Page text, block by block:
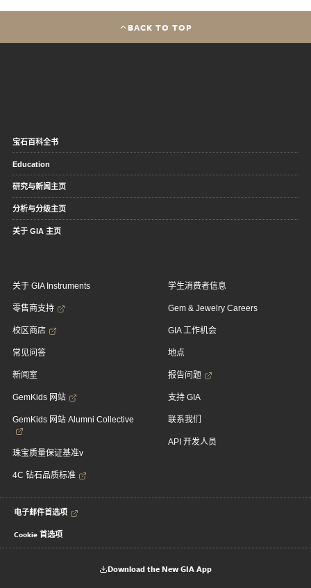
BACK TO TOP
宝石百科全书
Education
研究与新闻主页
分析与分级主页
关于 GIA 主页
关于 GIA Instruments
零售商支持
校区商店
常见问答
新闻室
GemKids 网站
GemKids 网站 Alumni Collective
珠宝质量保证基准v
4C 钻石品质标准
学生消费者信息
Gem & Jewelry Careers
GIA 工作机会
地点
报告问题
支持 GIA
联系我们
API 开发人员
电子邮件首选项
Cookie 首选项
Download the New GIA App